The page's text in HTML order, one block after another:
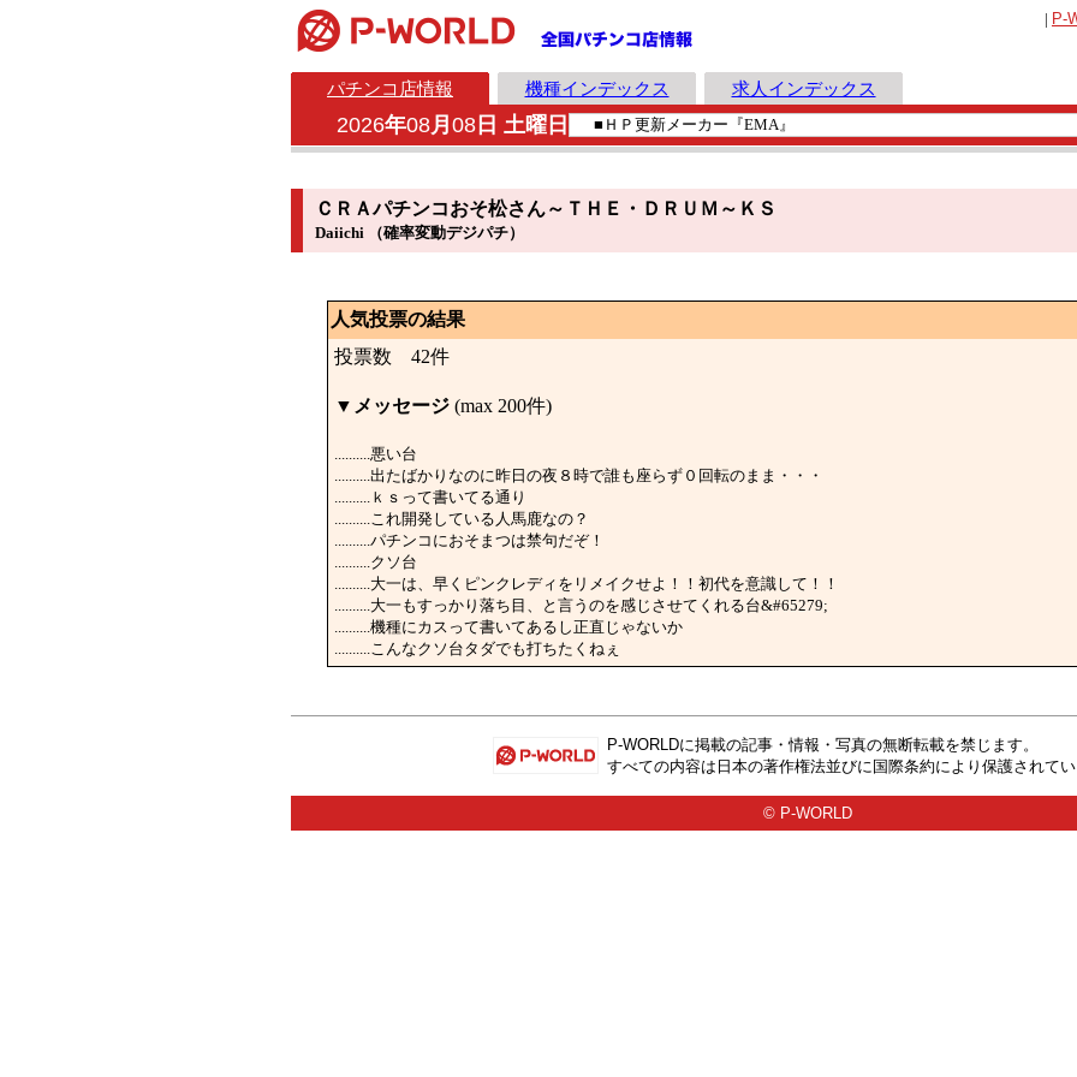
| P-
パチンコ店情報 機種インデックス 求人インデックス
2026年08月 08日 土曜日
ＣＲＡパチンコおそ松さん～ＴＨＥ・ＤＲＵＭ～ＫＳ
Daiichi （確率変動デジパチ）
人気投票の結果
投票数 42件
▼ メッセージ (max 200件)
..........悪い台
..........出たばかりなのに昨日の夜８時で誰も座らず０回転のまま・・・
..........ｋｓって書いてる通り
..........これ開発している人馬鹿なの？
..........パチンコにおそまつは禁句だぞ！
..........クソ台
..........大一は、早くピンクレディをリメイクせよ！！初代を意識して！！
..........大一もすっかり落ち目、と言うのを感じさせてくれる台&#65279;
..........機種にカスって書いてあるし正直じゃないか
..........こんなクソ台タダでも打ちたくねぇ
P-WORLDに掲載の記事・情報・写真の無断転載を禁じます。
すべての内容は日本の著作権法並びに国際条約により保護されて
© P-WORLD